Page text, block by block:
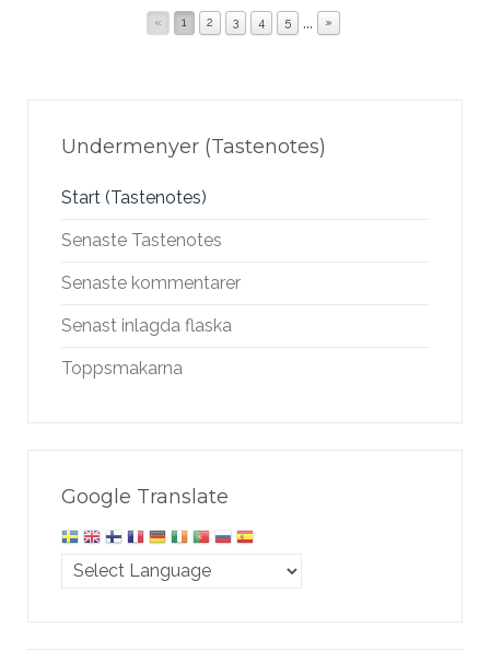
« 1 2 3 4 5 ... »
Undermenyer (Tastenotes)
Start (Tastenotes)
Senaste Tastenotes
Senaste kommentarer
Senast inlagda flaska
Toppsmakarna
Google Translate